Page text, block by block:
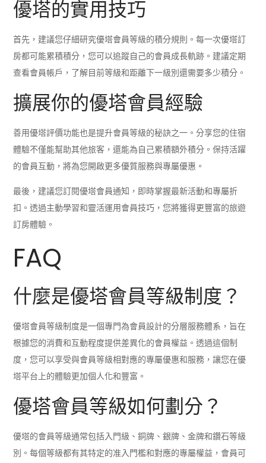
優塔的實用技巧
首先，建議您仔細研究優塔會員等級的積分規則。每一次優塔訂
房都可能累積積分，您可以追蹤自己的會員成長軌跡。建議定期
查看會員帳戶，了解目前等級和距離下一級別還需要多少積分。
擴展你的優塔會員經驗
善用優塔評價功能也是提升會員等級的秘訣之一。分享您的住宿
體驗不僅能幫助其他旅客，還能為自己累積額外積分。保持活躍
的會員互動，將為您開啟更多優質服務與專屬優惠。
最後，建議您訂閱優塔會員通知，即時掌握最新活動和專屬折
扣。透過主動學習和靈活運用會員技巧，您將獲得更豐富的旅遊
訂房體驗。
FAQ
什麼是優塔會員等級制度？
優塔會員等級制度是一個專門為會員設計的分層服務體系，旨在
根據您的消費和互動程度提供差異化的會員權益。透過這個制
度，您可以享受與會員等級相對應的專屬優惠和服務，讓您在優
塔平台上的體驗更加個人化和豐富。
優塔會員等級如何劃分？
優塔的會員等級通常包括入門級、銅牌、銀牌、金牌和鑽石等級
別。每個等級都有其特定的准入門檻和對應的專屬權益，會員可